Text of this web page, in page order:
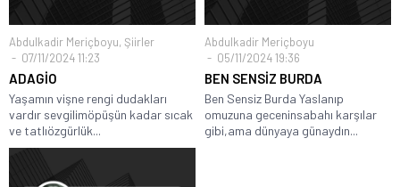
Abdulkadir Meriçboyu, Şiirler
07/11/2024 11:23
ADAGİO
Yaşamın vişne rengi dudakları
vardır sevgilimöpüşün kadar sıcak
ve tatlıözgürlük...
Abdulkadir Meriçboyu
05/11/2024 19:36
BEN SENSİZ BURDA
Ben Sensiz Burda Yaslanıp
omuzuna geceninsabahı karşılar
gibi,ama dünyaya günaydın...